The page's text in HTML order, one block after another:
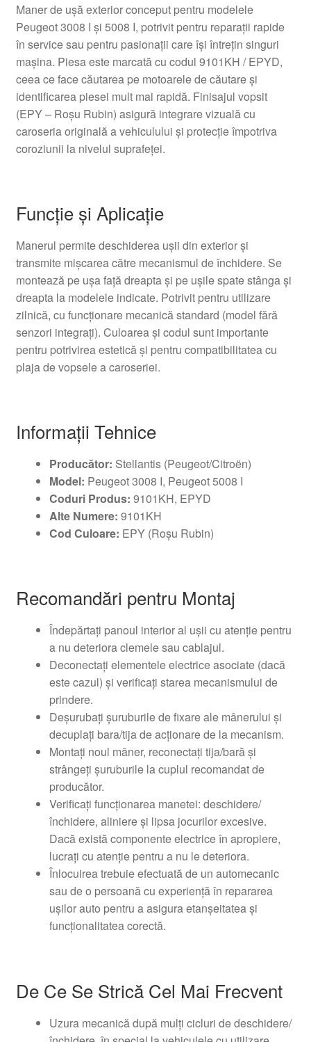
Maner de ușă exterior conceput pentru modelele
Peugeot 3008 I și 5008 I, potrivit pentru reparații rapide
în service sau pentru pasionații care își întrețin singuri
mașina. Piesa este marcată cu codul 9101KH / EPYD,
ceea ce face căutarea pe motoarele de căutare și
identificarea piesei mult mai rapidă. Finisajul vopsit
(EPY – Roșu Rubin) asigură integrare vizuală cu
caroseria originală a vehiculului și protecție împotriva
coroziunii la nivelul suprafeței.
Funcție și Aplicație
Manerul permite deschiderea ușii din exterior și
transmite mișcarea către mecanismul de închidere. Se
montează pe ușa față dreapta și pe ușile spate stânga și
dreapta la modelele indicate. Potrivit pentru utilizare
zilnică, cu funcționare mecanică standard (model fără
senzori integrați). Culoarea și codul sunt importante
pentru potrivirea estetică și pentru compatibilitatea cu
plaja de vopsele a caroseriei.
Informații Tehnice
Producător: Stellantis (Peugeot/Citroën)
Model: Peugeot 3008 I, Peugeot 5008 I
Coduri Produs: 9101KH, EPYD
Alte Numere: 9101KH
Cod Culoare: EPY (Roșu Rubin)
Recomandări pentru Montaj
Îndepărtați panoul interior al ușii cu atenție pentru
a nu deteriora clemele sau cablajul.
Deconectați elementele electrice asociate (dacă
este cazul) și verificați starea mecanismului de
prindere.
Deșurubați șuruburile de fixare ale mânerului și
decuplați bara/tija de acționare de la mecanism.
Montați noul mâner, reconectați tija/bară și
strângeți șuruburile la cuplul recomandat de
producător.
Verificați funcționarea manetei: deschidere/
închidere, aliniere și lipsa jocurilor excesive.
Dacă există componente electrice în apropiere,
lucrați cu atenție pentru a nu le deteriora.
Înlocuirea trebuie efectuată de un automecanic
sau de o persoană cu experiență în repararea
ușilor auto pentru a asigura etanșeitatea și
funcționalitatea corectă.
De Ce Se Strică Cel Mai Frecvent
Uzura mecanică după mulți cicluri de deschidere/